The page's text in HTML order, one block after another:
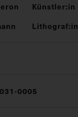
Künstler:in
Lithograf:in
0005